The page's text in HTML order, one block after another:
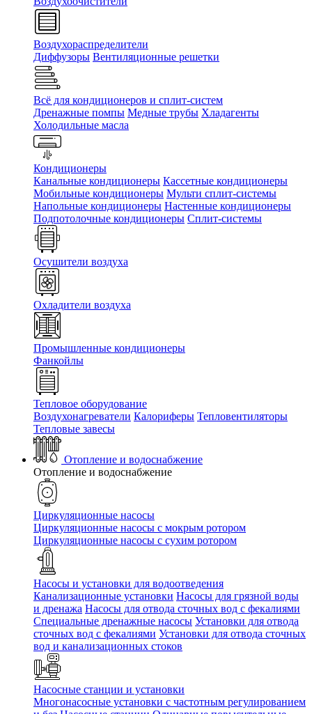
Воздухораспределители
Диффузоры Вентиляционные решетки
Всё для кондиционеров и сплит-систем
Дренажные помпы Медные трубы Хладагенты
Холодильные масла
Кондиционеры
Канальные кондиционеры Кассетные кондиционеры
Мобильные кондиционеры Мульти сплит-системы
Напольные кондиционеры Настенные кондиционеры
Подпотолочные кондиционеры Сплит-системы
Осушители воздуха
Охладители воздуха
Промышленные кондиционеры
Фанкойлы
Тепловое оборудование
Воздухонагреватели Калориферы Тепловентиляторы
Тепловые завесы
Отопление и водоснабжение
Отопление и водоснабжение
Циркуляционные насосы
Циркуляционные насосы с мокрым ротором
Циркуляционные насосы с сухим ротором
Насосы и установки для водоотведения
Канализационные установки Насосы для грязной воды
и дренажа Насосы для отвода сточных вод c фекалиями
Специальные дренажные насосы Установки для отвода
сточных вод c фекалиями Установки для отвода сточных
вод и канализационных стоков
Насосные станции и установки
Многонасосные установки с частотным регулированием